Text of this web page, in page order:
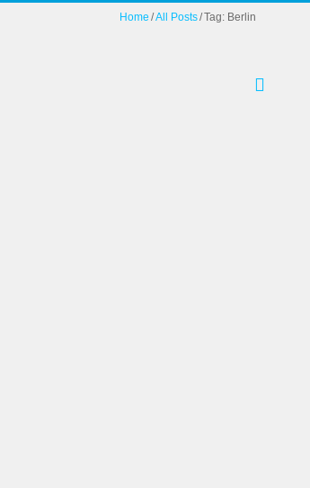
Home All Posts Tag: Berlin